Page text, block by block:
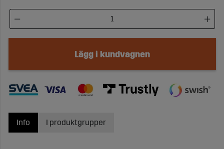
Lägg i kundvagnen
Info I produktgrupper